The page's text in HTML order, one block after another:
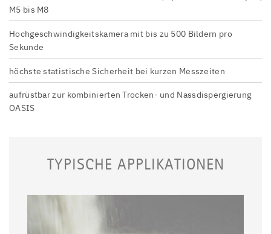
M5 bis M8
Hochgeschwindigkeitskamera mit bis zu 500 Bildern pro
Sekunde
höchste statistische Sicherheit bei kurzen Messzeiten
aufrüstbar zur kombinierten Trocken- und Nassdispergierung
OASIS
TYPISCHE APPLIKATIONEN